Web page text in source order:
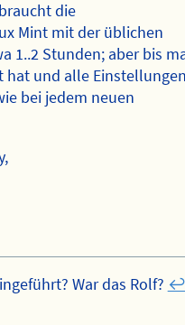
die
Mint mit der üblichen
1..2 Stunden; aber bis
hat und alle
bei jedem neuen
War das Rolf? ↩︎